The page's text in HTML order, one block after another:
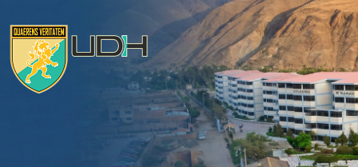
Análisis del clima organizacional
Región Policial Huánuco 2022